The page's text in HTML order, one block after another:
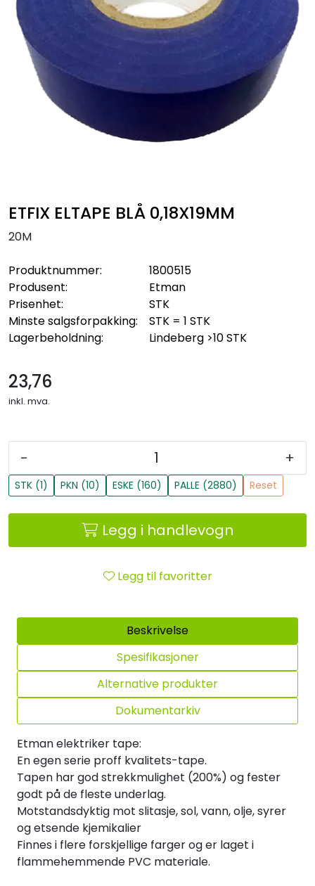
ETFIX ELTAPE BLÅ 0,18X19MM
20M
Produktnummer:
1800515
Produsent:
Etman
Prisenhet:
STK
Minste salgsforpakking:
STK = 1 STK
Lagerbeholdning:
Lindeberg >10 STK
23,76
inkl. mva.
- +
STK (1) PKN (10) ESKE (160) PALLE (2880) Reset
Legg i handlevogn
Legg til favoritter
Beskrivelse
Spesifikasjoner
Alternative produkter
Dokumentarkiv
Etman elektriker tape:
En egen serie proff kvalitets-tape.
Tapen har god strekkmulighet (200%) og fester
godt på de fleste underlag.
Motstandsdyktig mot slitasje, sol, vann, olje, syrer
og etsende kjemikalier
Finnes i flere forskjellige farger og er laget i
flammehemmende PVC materiale.
Sikringsmateriell
Kabler
Verktøy